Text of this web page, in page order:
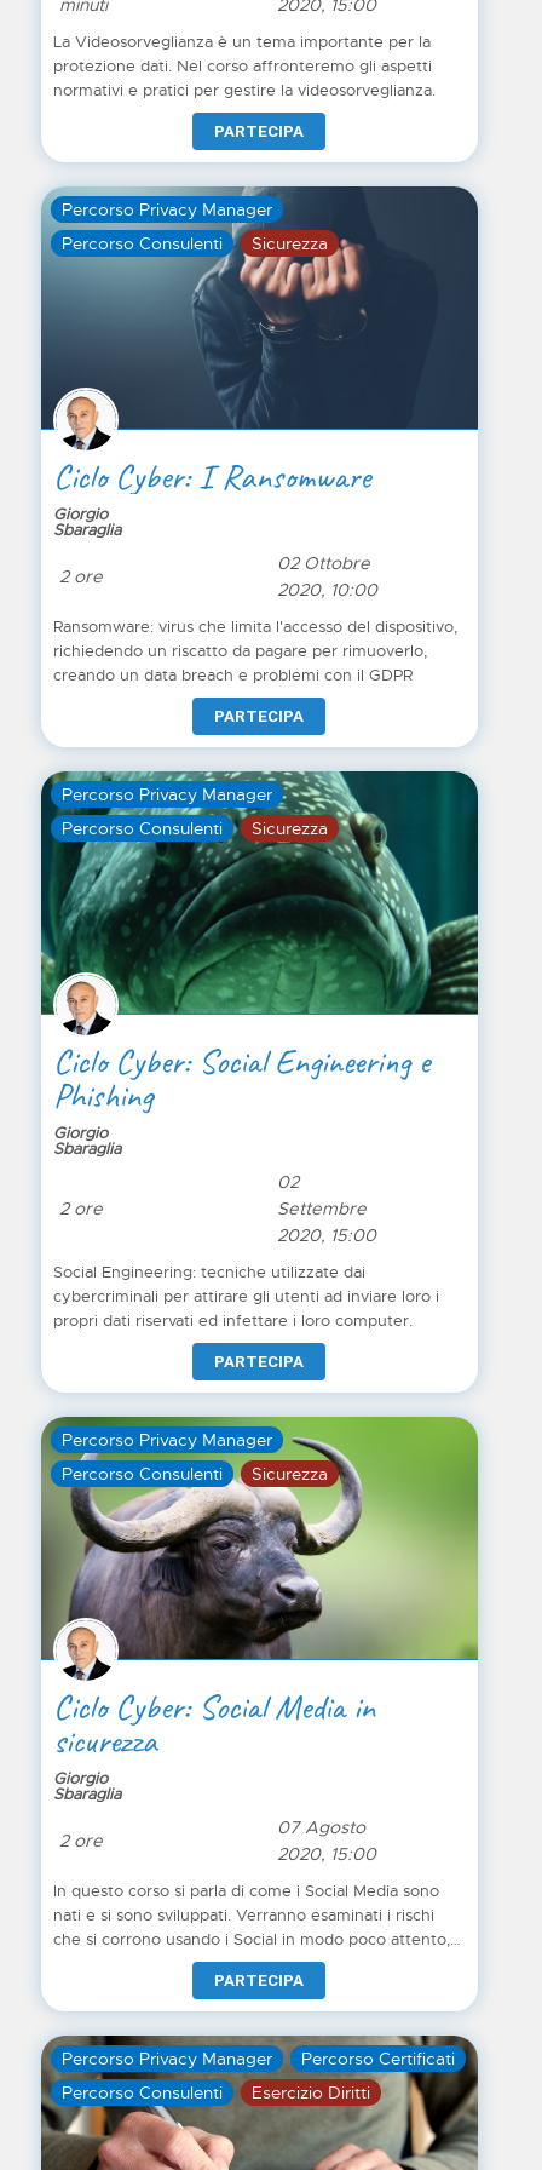
minuti
2020, 15:00
La Videosorveglianza è un tema importante per la
protezione dati. Nel corso affronteremo gli aspetti
normativi e pratici per gestire la videosorveglianza.
PARTECIPA
Percorso Privacy Manager
Percorso Consulenti
Sicurezza
Ciclo Cyber: I Ransomware
Giorgio
Sbaraglia
2 ore
02 Ottobre
2020, 10:00
Ransomware: virus che limita l'accesso del dispositivo,
richiedendo un riscatto da pagare per rimuoverlo,
creando un data breach e problemi con il GDPR
PARTECIPA
Percorso Privacy Manager
Percorso Consulenti
Sicurezza
Ciclo Cyber: Social Engineering e
Phishing
Giorgio
Sbaraglia
2 ore
02
Settembre
2020, 15:00
Social Engineering: tecniche utilizzate dai
cybercriminali per attirare gli utenti ad inviare loro i
propri dati riservati ed infettare i loro computer.
PARTECIPA
Percorso Privacy Manager
Percorso Consulenti
Sicurezza
Ciclo Cyber: Social Media in
sicurezza
Giorgio
Sbaraglia
2 ore
07 Agosto
2020, 15:00
In questo corso si parla di come i Social Media sono
nati e si sono sviluppati. Verranno esaminati i rischi
che si corrono usando i Social in modo poco attento,
perché – è noto – sui Social abbassiamo la guardia e
diventiamo più vulnerabili. Vedremo alcuni casi famosi
ed istruttivi di uso sbagliato dei Social (con
conseguenze talvolta molto gravi). Si parlerà poi dei
principali attacchi e delle truffe che ci vengono
portate attraverso i Social (dal furto d’identità alla
Sextorsion). Tratteremo le fake news: esempi famosi e
come riconoscerle. Nella parte finale del corso si
spiegherà come un uso attento e programmato dei
PARTECIPA
Percorso Privacy Manager
Percorso Certificati
Percorso Consulenti
Esercizio Diritti